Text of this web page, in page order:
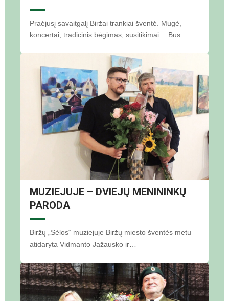
Praėjusį savaitgalį Biržai trankiai šventė. Mugė,
koncertai, tradicinis bėgimas, susitikimai… Bus…
MUZIEJUJE – DVIEJŲ MENININKŲ
PARODA
Biržų „Sėlos“ muziejuje Biržų miesto šventės metu
atidaryta Vidmanto Jažausko ir…
F. Grunskio nuotr.